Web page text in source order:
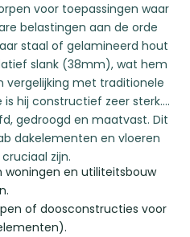
voor toepassingen waar
belastingen aan de orde
staal of gelamineerd hout
slank (38mm), wat hem
met traditionele
hij constructief zeer sterk.
gedroogd en maatvast. Dit
dakelementen en vloeren
zijn.
woningen en utiliteitsbouw
of doosconstructies voor